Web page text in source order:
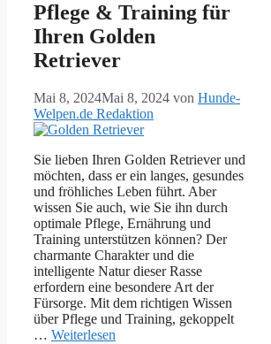
Pflege & Training für
Ihren Golden
Retriever
Mai 8, 2024Mai 8, 2024 von Hunde-
Welpen.de Redaktion
Sie lieben Ihren Golden Retriever und
möchten, dass er ein langes, gesundes
und fröhliches Leben führt. Aber
wissen Sie auch, wie Sie ihn durch
optimale Pflege, Ernährung und
Training unterstützen können? Der
charmante Charakter und die
intelligente Natur dieser Rasse
erfordern eine besondere Art der
Fürsorge. Mit dem richtigen Wissen
über Pflege und Training, gekoppelt
… Weiterlesen